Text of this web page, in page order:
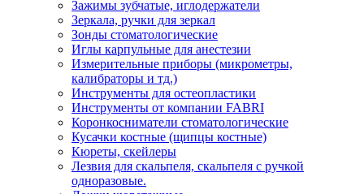
Зажимы зубчатые, иглодержатели
Зеркала, ручки для зеркал
Зонды стоматологические
Иглы карпульные для анестезии
Измерительные приборы (микрометры,
калибраторы и тд.)
Инструменты для остеопластики
Инструменты от компании FABRI
Коронкосниматели стоматологические
Кусачки костные (щипцы костные)
Кюреты, скейлеры
Лезвия для скальпеля, скальпеля с ручкой
одноразовые.